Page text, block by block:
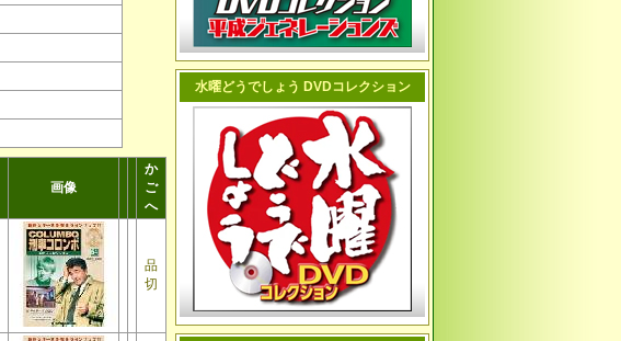
画像
か
ご
へ
品
切
水曜どうでしょう DVDコレクション